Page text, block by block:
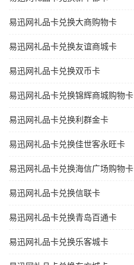
易迅网礼品卡兑换大商购物卡
易迅网礼品卡兑换友谊商城卡
易迅网礼品卡兑换双币卡
易迅网礼品卡兑换锦辉商城购物卡
易迅网礼品卡兑换利群金卡
易迅网礼品卡兑换佳世客永旺卡
易迅网礼品卡兑换海信广场购物卡
易迅网礼品卡兑换信联卡
易迅网礼品卡兑换青岛百通卡
易迅网礼品卡兑换乐客城卡